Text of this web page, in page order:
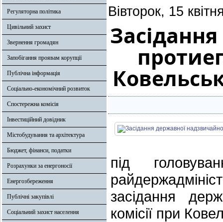
Регуляторна політика
Цивільний захист
Звернення громадян
Запобігання проявам корупції
Публічна інформація
Соціально-економічний розвиток
Спостережна комісія
Інвестиційний довідник
Містобудування та архітектура
Бюджет, фінанси, податки
Розрахунки за енергоносії
Енергозбереження
Публічні закупівлі
Соціальний захист населення
Вівторок, 15
під
засідання
комісії при